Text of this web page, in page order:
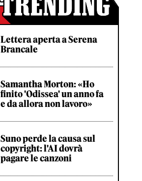
Lettera aperta a Serena
Brancale
Samantha Morton: «Ho
finito 'Odissea' un anno fa
e da allora non lavoro»
Suno perde la causa sul
copyright: l'AI dovrà
pagare le canzoni